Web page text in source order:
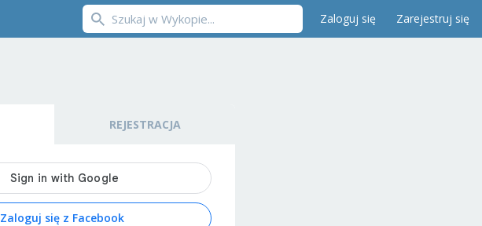
Zaloguj się Zarejestruj się
REJESTRACJA
Zaloguj się z Facebook